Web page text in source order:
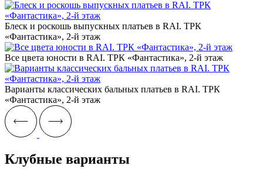
Блеск и роскошь выпускных платьев в RAI. ТРК
«Фантастика», 2-й этаж
Все цвета юности в RAI. ТРК «Фантастика», 2-й этаж
Варианты классических бальных платьев в RAI. ТРК
«Фантастика», 2-й этаж
Клубные варианты